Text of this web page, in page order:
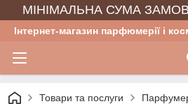
МІНІМАЛЬНА СУМА
Інтернет-магазин парфюмерії і
Товари та послуги